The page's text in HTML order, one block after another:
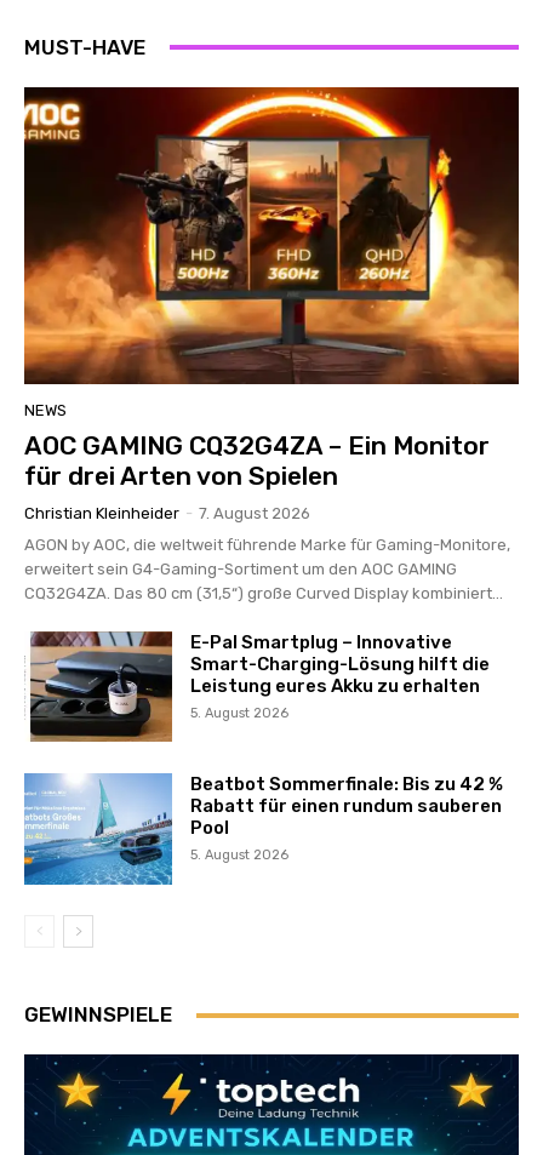
MUST-HAVE
NEWS
AOC GAMING CQ32G4ZA – Ein Monitor
für drei Arten von Spielen
Christian Kleinheider - 7. August 2026
AGON by AOC, die weltweit führende Marke für Gaming-Monitore,
erweitert sein G4-Gaming-Sortiment um den AOC GAMING
CQ32G4ZA. Das 80 cm (31,5“) große Curved Display kombiniert...
E-Pal Smartplug – Innovative
Smart-Charging-Lösung hilft die
Leistung eures Akku zu erhalten
5. August 2026
Beatbot Sommerfinale: Bis zu 42 %
Rabatt für einen rundum sauberen
Pool
5. August 2026
GEWINNSPIELE